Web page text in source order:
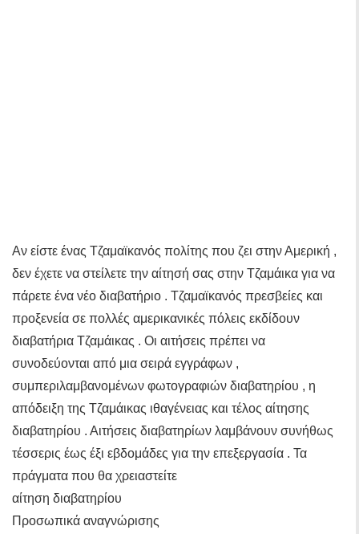
Αν είστε ένας Τζαμαϊκανός πολίτης που ζει στην Αμερική ,
δεν έχετε να στείλετε την αίτησή σας στην Τζαμάικα για να
πάρετε ένα νέο διαβατήριο . Τζαμαϊκανός πρεσβείες και
προξενεία σε πολλές αμερικανικές πόλεις εκδίδουν
διαβατήρια Τζαμάικας . Οι αιτήσεις πρέπει να
συνοδεύονται από μια σειρά εγγράφων ,
συμπεριλαμβανομένων φωτογραφιών διαβατηρίου , η
απόδειξη της Τζαμάικας ιθαγένειας και τέλος αίτησης
διαβατηρίου . Αιτήσεις διαβατηρίων λαμβάνουν συνήθως
τέσσερις έως έξι εβδομάδες για την επεξεργασία . Τα
πράγματα που θα χρειαστείτε
αίτηση διαβατηρίου
Προσωπικά αναγνώρισης